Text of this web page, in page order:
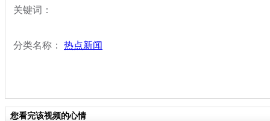
关键词：
分类名称： 热点新闻
您看完该视频的心情